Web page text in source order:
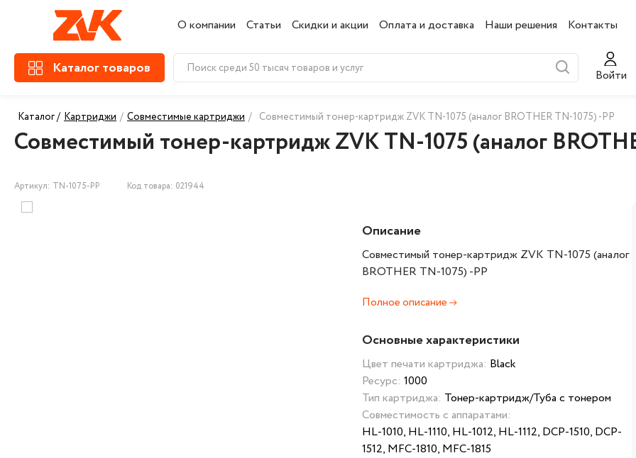
О компании Статьи Скидки и акции Оплата и доставка Наши решения Контакты
Каталог товаров Войти
Каталог / Картриджи / Совместимые картриджи / Совместимый тонер-картридж ZVK TN-1075 (аналог BROTHER TN-1075) -PP
Совместимый тонер-картридж ZVK TN-1075 (аналог
Артикул: TN-1075-PP Код товара: 021944
Описание
Совместимый тонер-картридж ZVK TN-1075 (аналог
BROTHER TN-1075) -PP
Полное описание
Основные характеристики
Цвет печати картриджа: Black
Ресурс: 1000
Тип картриджа: Тонер-картридж/Туба с тонером
Совместимость с аппаратами:
HL-1010, HL-1110, HL-1012, HL-1112, DCP-1510, DCP-
1512, MFC-1810, MFC-1815